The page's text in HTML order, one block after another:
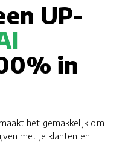
UP-
in
het gemakkelijk om
met je klanten en